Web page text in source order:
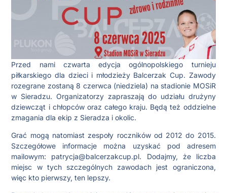
Przed nami czwarta edycja ogólnopolskiego turnieju
piłkarskiego dla dzieci i młodzieży Balcerzak Cup. Zawody
rozegrane zostaną 8 czerwca (niedziela) na stadionie MOSiR
w Sieradzu. Organizatorzy zapraszają do udziału drużyny
dziewcząt i chłopców oraz całego kraju. Będą też oddzielne
zmagania dla ekip z Sieradza i okolic.
Grać mogą natomiast zespoły roczników od 2012 do 2015.
Szczegółowe informacje można uzyskać pod adresem
mailowym: patrycja@balcerzakcup.pl. Dodajmy, że liczba
miejsc w tych szczególnych zawodach jest ograniczona,
więc kto pierwszy, ten lepszy.